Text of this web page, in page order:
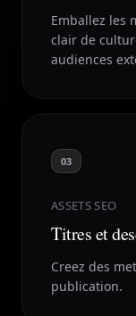
Emballez les
clair de
audiences
03
ASSETS SEO
Titres et
Creez des
publication.